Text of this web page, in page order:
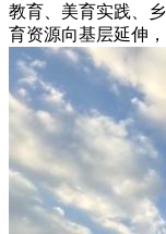
教育、美育实践、
育资源向基层延伸